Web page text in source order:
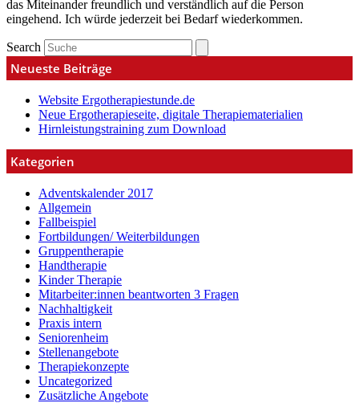
das Miteinander freundlich und verständlich auf die Person
eingehend. Ich würde jederzeit bei Bedarf wiederkommen.
Search
Neueste Beiträge
Website Ergotherapiestunde.de
Neue Ergotherapieseite, digitale Therapiematerialien
Hirnleistungstraining zum Download
Kategorien
Adventskalender 2017
Allgemein
Fallbeispiel
Fortbildungen/ Weiterbildungen
Gruppentherapie
Handtherapie
Kinder Therapie
Mitarbeiter:innen beantworten 3 Fragen
Nachhaltigkeit
Praxis intern
Seniorenheim
Stellenangebote
Therapiekonzepte
Uncategorized
Zusätzliche Angebote